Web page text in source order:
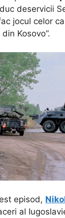
deservicii
jocul celor
Kosovo”.
episod,
al